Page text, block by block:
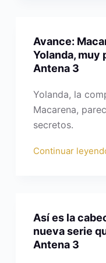
Avance:
Yolanda, muy
Antena 3
Yolanda, la
Macarena,
secretos.
Continuar
Así es la
nueva serie
Antena 3